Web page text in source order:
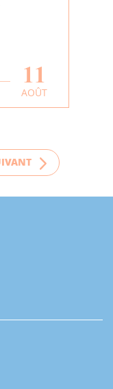
11
AOÛT